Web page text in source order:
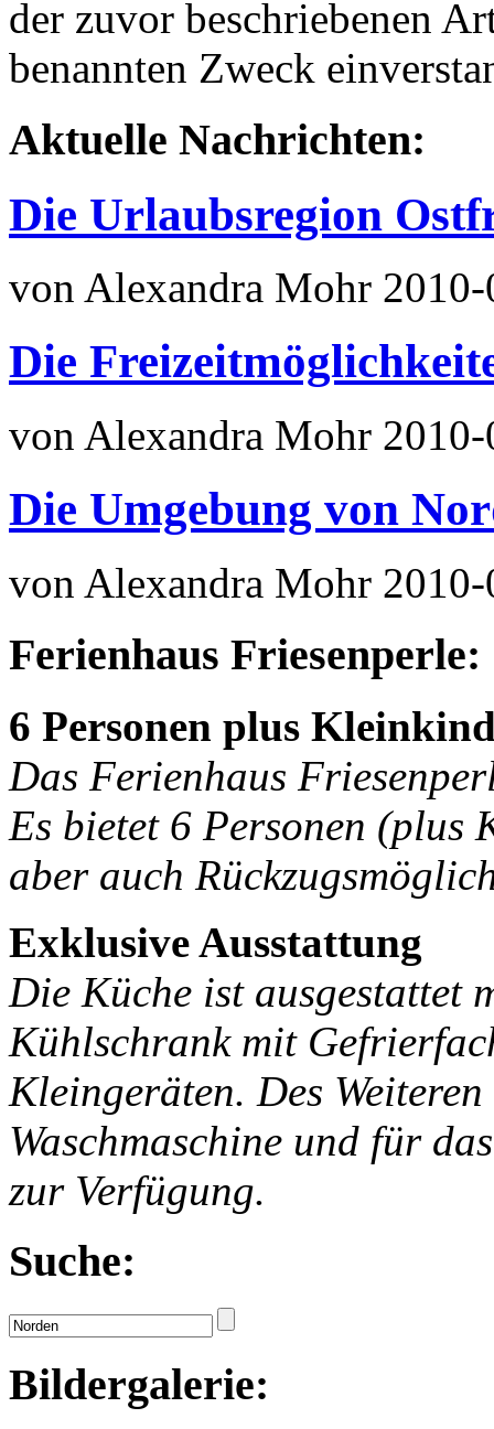
der zuvor beschriebenen
benannten Zweck
Aktuelle Nachrichten:
Die Urlaubsregion
von Alexandra Mohr
Die
von Alexandra Mohr
Die Umgebung von
von Alexandra Mohr
Ferienhaus Friesenperle:
6 Personen plus
Das Ferienhaus
Es bietet 6 Personen (plus
aber auch
Exklusive Ausstattung
Die Küche ist ausgestattet
Kühlschrank mit
Kleingeräten. Des
Waschmaschine und für
zur Verfügung.
Suche:
Bildergalerie: